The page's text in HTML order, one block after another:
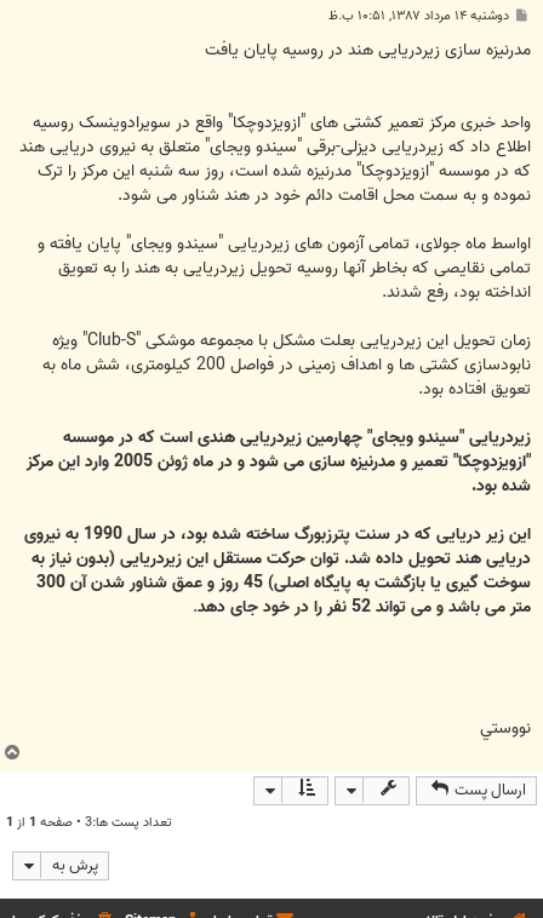
ت
دوشنبه ۱۴ مرداد ۱۳۸۷, ۱۰:۵۱ ب.ظ
مدرنیزه سازی زیردریایی هند در روسیه پایان یافت
واحد خبری مرکز تعمیر کشتی های "ازویزدوچکا" واقع در سویرادوینسک روسیه
اطلاع داد که زیردریایی دیزلی-برقی "سیندو ویجای" متعلق به نیروی دریایی هند
که در موسسه "ازویزدوچکا" مدرنیزه شده است، روز سه شنبه این مرکز را ترک
نموده و به سمت محل اقامت دائم خود در هند شناور می شود.
اواسط ماه جولای، تمامی آزمون های زیردریایی "سیندو ویجای" پایان یافته و
تمامی نقایصی که بخاطر آنها روسیه تحویل زیردریایی به هند را به تعویق
انداخته بود، رفع شدند.
زمان تحویل این زیردریایی بعلت مشکل با مجموعه موشکی "Club-S" ویژه
نابودسازی کشتی ها و اهداف زمینی در فواصل 200 کیلومتری، شش ماه به
تعویق افتاده بود.
زیردریایی "سیندو ویجای" چهارمین زیردریایی هندی است که در موسسه
"ازویزدوچکا" تعمیر و مدرنیزه سازی می شود و در ماه ژوئن 2005 وارد این مرکز
شده بود.
این زیر دریایی که در سنت پترزبورگ ساخته شده بود، در سال 1990 به نیروی
دریایی هند تحویل داده شد. توان حرکت مستقل این زیردریایی (بدون نیاز به
سوخت گیری یا بازگشت به پایگاه اصلی) 45 روز و عمق شناور شدن آن 300
متر می باشد و می تواند 52 نفر را در خود جای دهد
.
نووستي
ارسال پست
تعداد پست ها:3 • صفحه 1 از 1
پرش به